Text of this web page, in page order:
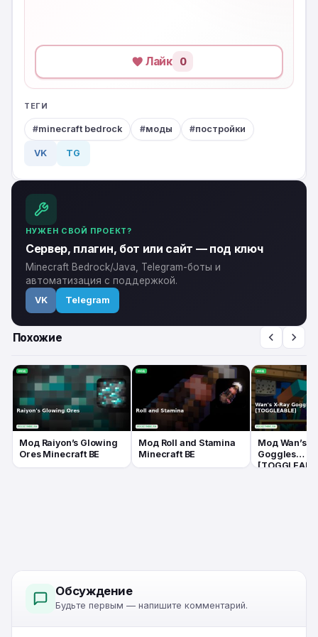
Лайк 0
ТЕГИ
minecraft bedrock моды постройки
VK TG
НУЖЕН СВОЙ ПРОЕКТ?
Сервер, плагин, бот или сайт — под ключ
Minecraft Bedrock/Java, Telegram-боты и
автоматизация с поддержкой.
VK Telegram
Похожие
Мод Raiyon’s Glowing
Ores Minecraft BE
Мод Roll and Stamina
Minecraft BE
Мод Wan’s
Goggles
Обсуждение
Будьте первым — напишите комментарий.